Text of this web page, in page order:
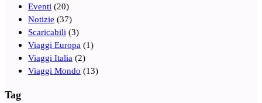
Eventi (20)
Notizie (37)
Scaricabili (3)
Viaggi Europa (1)
Viaggi Italia (2)
Viaggi Mondo (13)
Tag